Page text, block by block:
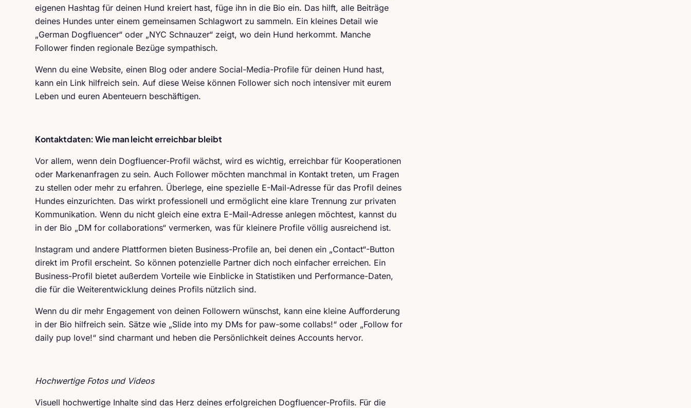
eigenen Hashtag für deinen Hund kreiert hast, füge ihn in die Bio ein. Das hilft, alle Beiträge
deines Hundes unter einem gemeinsamen Schlagwort zu sammeln. Ein kleines Detail wie
„German Dogfluencer“ oder „NYC Schnauzer“ zeigt, wo dein Hund herkommt. Manche
Follower finden regionale Bezüge sympathisch.
Wenn du eine Website, einen Blog oder andere Social-Media-Profile für deinen Hund hast,
kann ein Link hilfreich sein. Auf diese Weise können Follower sich noch intensiver mit eurem
Leben und euren Abenteuern beschäftigen.
Kontaktdaten: Wie man leicht erreichbar bleibt
Vor allem, wenn dein Dogfluencer-Profil wächst, wird es wichtig, erreichbar für Kooperationen
oder Markenanfragen zu sein. Auch Follower möchten manchmal in Kontakt treten, um Fragen
zu stellen oder mehr zu erfahren. Überlege, eine spezielle E-Mail-Adresse für das Profil deines
Hundes einzurichten. Das wirkt professionell und ermöglicht eine klare Trennung zur privaten
Kommunikation. Wenn du nicht gleich eine extra E-Mail-Adresse anlegen möchtest, kannst du
in der Bio „DM for collaborations“ vermerken, was für kleinere Profile völlig ausreichend ist.
Instagram und andere Plattformen bieten Business-Profile an, bei denen ein „Contact“-Button
direkt im Profil erscheint. So können potenzielle Partner dich noch einfacher erreichen. Ein
Business-Profil bietet außerdem Vorteile wie Einblicke in Statistiken und Performance-Daten,
die für die Weiterentwicklung deines Profils nützlich sind.
Wenn du dir mehr Engagement von deinen Followern wünschst, kann eine kleine Aufforderung
in der Bio hilfreich sein. Sätze wie „Slide into my DMs for paw-some collabs!“ oder „Follow for
daily pup love!“ sind charmant und heben die Persönlichkeit deines Accounts hervor.
Hochwertige Fotos und Videos
Visuell hochwertige Inhalte sind das Herz deines erfolgreichen Dogfluencer-Profils. Für die